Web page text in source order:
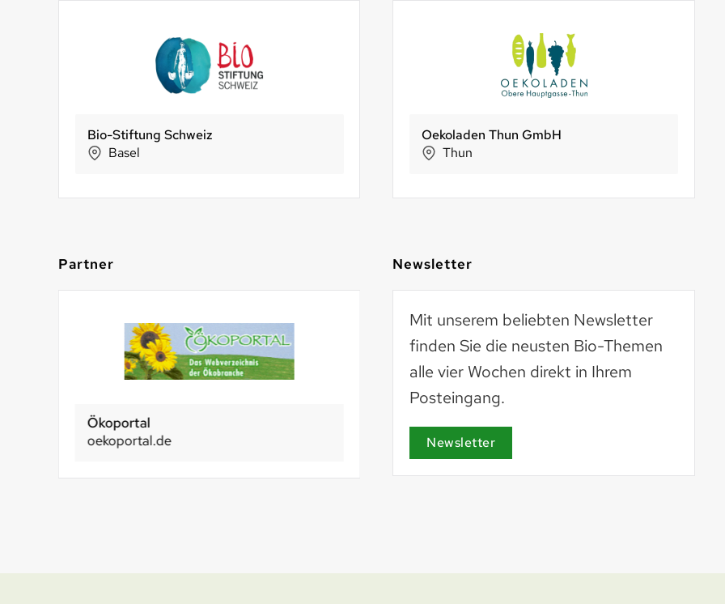
Bio-Stiftung Schweiz
Basel
Farfalla Essentials AG
Uster
Instinktquotient GmbH - Biomazing
Oekoladen Thun GmbH
Thun
NaturKraftWerke®
Partner
Ökoportal
oekoportal.de
Basel 2030
basel2030.ch
Newsletter
Mit unserem beliebten Newsletter
finden Sie die neusten Bio-Themen
alle vier Wochen direkt in Ihrem
Posteingang.
Newsletter